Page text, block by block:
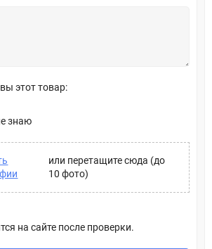
этот товар:
знаю
или перетащите сюда (до
10 фото)
на сайте после проверки.